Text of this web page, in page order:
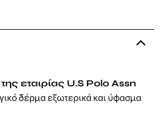
εταιρίας U.S Polo Assn
δέρμα εξωτερικά και ύφασμα